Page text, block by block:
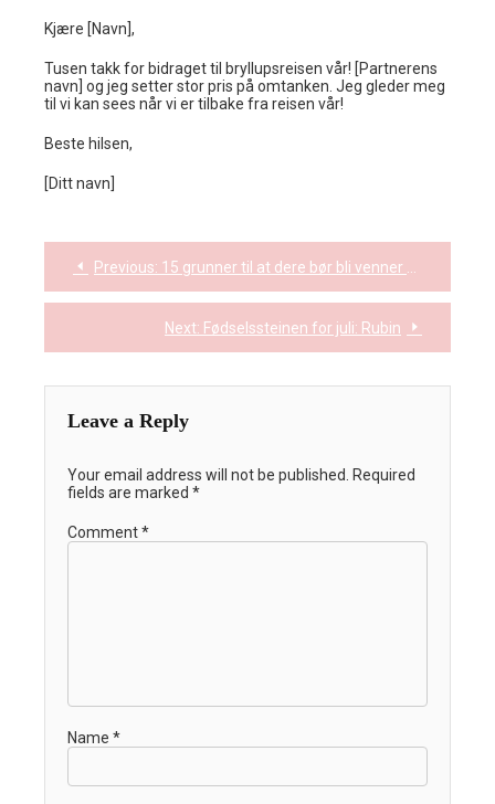
Kjære [Navn],
Tusen takk for bidraget til bryllupsreisen vår! [Partnerens
navn] og jeg setter stor pris på omtanken. Jeg gleder meg
til vi kan sees når vi er tilbake fra reisen vår!
Beste hilsen,
[Ditt navn]
Post
navigation
Previous: 15 grunner til at dere bør bli venner før dere blir kjærester
Next: Fødselssteinen for juli: Rubin
Leave a Reply
Your email address will not be published. Required
fields are marked *
Comment*
Name *